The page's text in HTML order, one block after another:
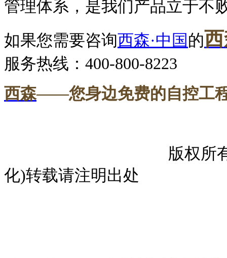
管理体系，是我们产品立于不
如果您需要咨询西森·中国 的
服务热线： 400-800-8223
西森——您身边免费的自控工
版权所
化)转载请注明出处